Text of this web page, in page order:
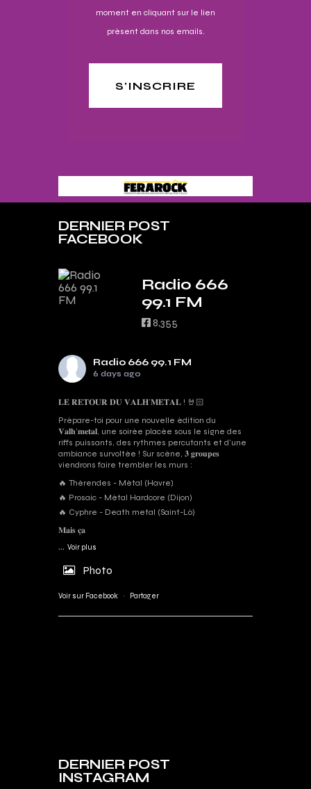
moment en cliquant sur le lien
présent dans nos emails.
S'INSCRIRE
DERNIER POST
FACEBOOK
Radio 666
99.1 FM
8,355
Radio 666 99.1 FM
6 days ago
𝐋𝐄 𝐑𝐄𝐓𝐎𝐔𝐑 𝐃𝐔 𝐕𝐀𝐋𝐇’𝐌𝐄𝐓𝐀𝐋 ! 🤘🏻
Prépare-toi pour une nouvelle édition du
𝐕𝐚𝐥𝐡’𝐦𝐞𝐭𝐚𝐥, une soirée placée sous le signe des
riffs puissants, des rythmes percutants et d'une
ambiance survoltée ! Sur scène, 𝟑 𝐠𝐫𝐨𝐮𝐩𝐞𝐬
viendrons faire trembler les murs :
🔥 Thérendes - Métal (Havre)
🔥 Prosaic - Métal Hardcore (Dijon)
🔥 Cyphre - Death metal (Saint-Lô)
𝐌𝐚𝐢𝐬 𝐜̧𝐚
... Voir plus
Photo
Voir sur Facebook · Partager
DERNIER POST
INSTAGRAM